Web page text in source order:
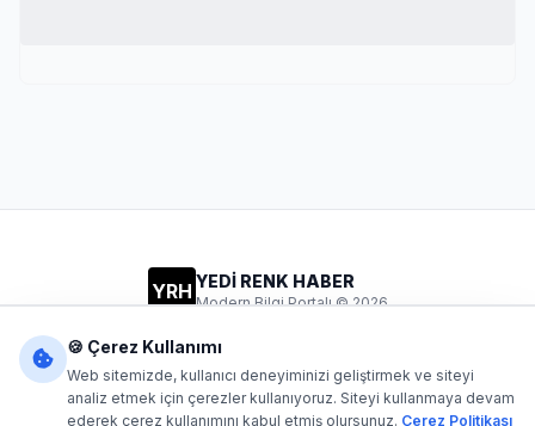
YRH YEDİ RENK HABER
Modern Bilgi Portalı © 2026
🍪 Çerez Kullanımı
Web sitemizde, kullanıcı deneyiminizi geliştirmek ve siteyi
analiz etmek için çerezler kullanıyoruz. Siteyi kullanmaya devam
ederek çerez kullanımını kabul etmiş olursunuz. Çerez Politikası